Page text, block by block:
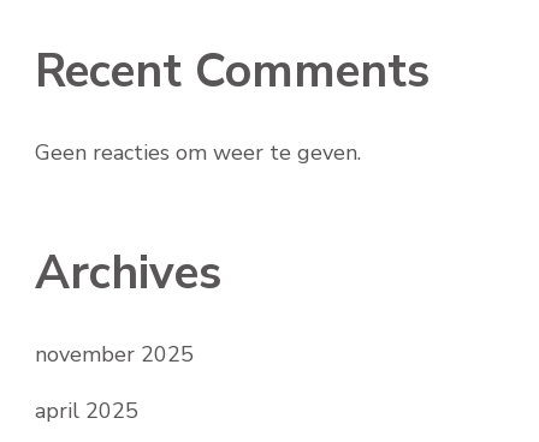
Recent Comments
Geen reacties om weer te geven.
Archives
november 2025
april 2025